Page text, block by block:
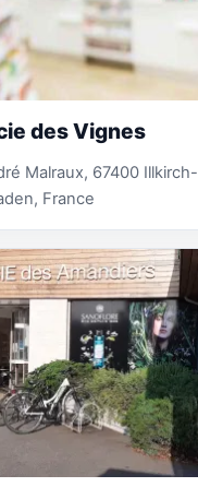
des Vignes
Malraux, 67400 Illkirch-
France